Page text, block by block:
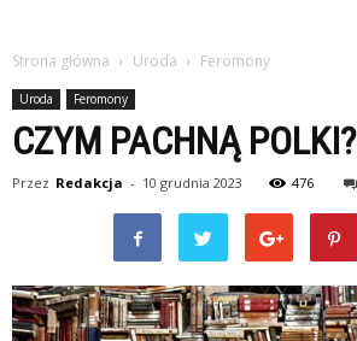
Strona główna Uroda Feromony
Uroda Feromony
CZYM PACHNĄ POLKI?
Przez Redakcja - 10 grudnia 2023 476